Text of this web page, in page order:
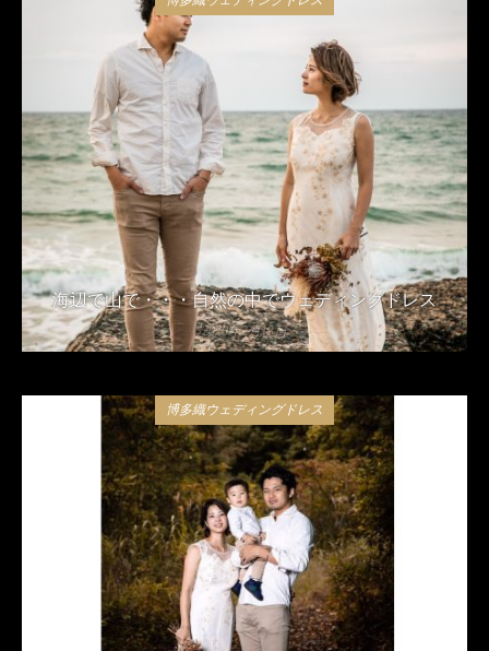
海辺で山で・・・自然の中でウェディングドレス
2020年2月13日
博多織ウェディングドレス